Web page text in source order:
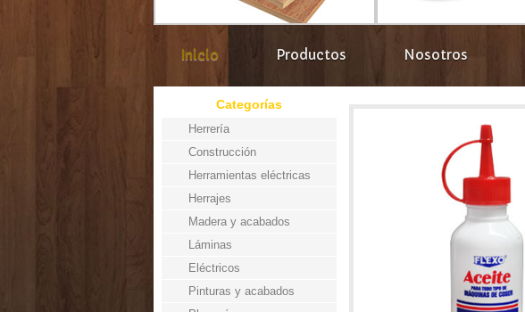
Inicio Productos Nosotros
Categorías
Herrería
Construcción
Herramientas eléctricas
Herrajes
Madera y acabados
Láminas
Eléctricos
Pinturas y acabados